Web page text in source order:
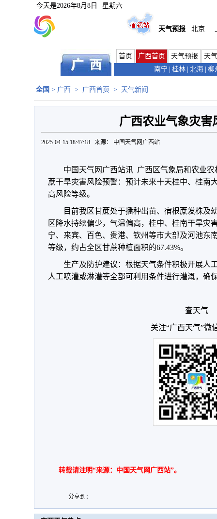
今天是2026年8月8日 星期六
天气预报 北京
首页 广西首页 天气预报
天
南宁
桂林 北海 柳
全国 > 广西 > 广西首页 > 天气新闻
广西农业气象灾害
2025-04-15 18:47:18 来源： 中国天气网广西站
中国天气网广西站讯 广西区气象局和农业
蔗干旱灾害风险预警：预计未来十天桂中、桂南
高风险等级。
目前我区甘蔗处于播种出苗、宿根蔗发株及
区降水持续偏少，气温偏高，桂中、桂南干旱灾
宁、来宾、百色、贵港、钦州等市大部及河池东
等级，约占全区甘蔗种植面积的67.43%。
生产及防护建议：根据天气条件积极开展人
人工喷灌或淋灌等全部可利用条件进行灌溉，确
查天气
关注“广西天气”微
转载请注明“来源：中国天气网广西站”。
分享到：